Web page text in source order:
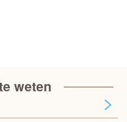
weten